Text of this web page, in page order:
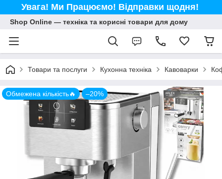
Увага! Ми Працюємо! Відправки щодня!
Shop Online — техніка та корисні товари для дому
Товари та послуги Кухонна техніка Кавоварки
Обмежена кількість🔥 –20%